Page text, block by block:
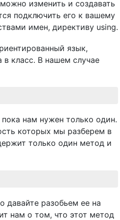
изменить и создавать
подключить его к вашему
имен, директиву using.
язык,
в класс. В нашем случае
нам нужен только один.
которых мы разберем в
только один метод и
давайте разобьем ее на
нам о том, что этот метод